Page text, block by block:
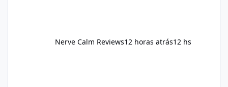
Nerve Calm Reviews12 horas atrás12 hs